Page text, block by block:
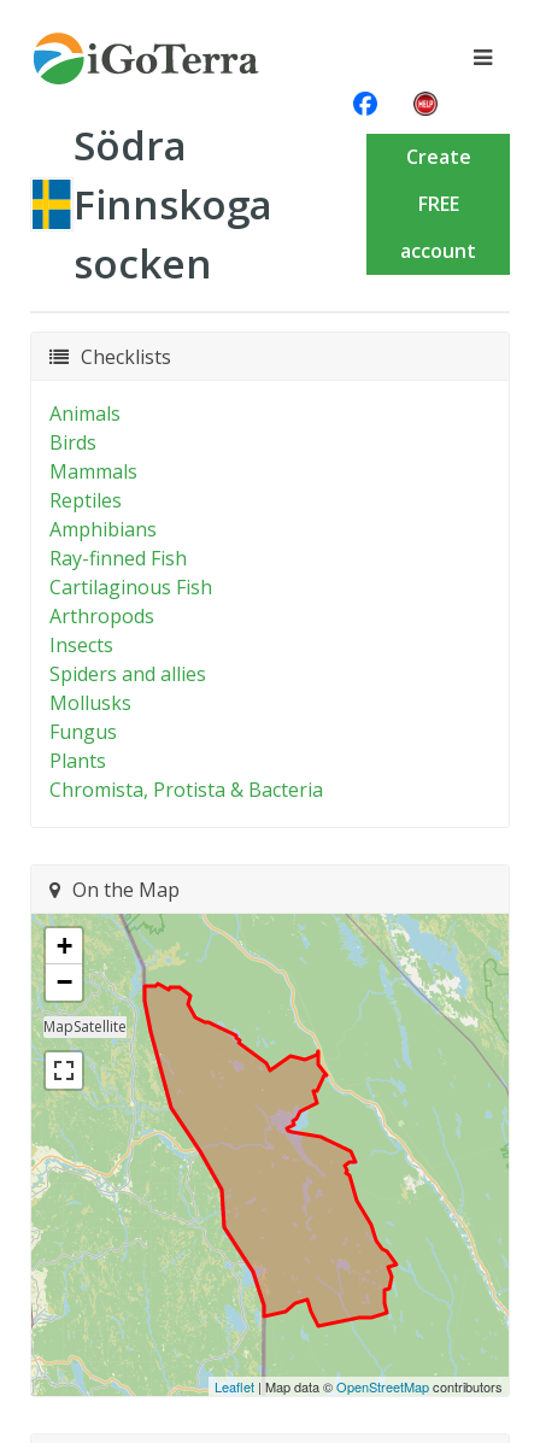
Södra
Finnskoga
socken
Create
FREE
account
Checklists
Animals
Birds
Mammals
Reptiles
Amphibians
Ray-finned Fish
Cartilaginous Fish
Arthropods
Insects
Spiders and allies
Mollusks
Fungus
Plants
Chromista, Protista & Bacteria
On the Map
+
−
Leaflet | Map data ©OpenStreetMapcontributors